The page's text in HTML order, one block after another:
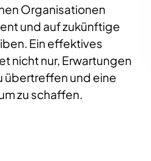
Organisationen
und auf zukünftige
Ein effektives
nicht nur, Erwartungen
übertreffen und eine
zu schaffen.